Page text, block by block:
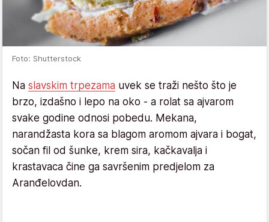
Foto: Shutterstock
Na slavskim trpezama uvek se traži nešto što je
brzo, izdašno i lepo na oko - a rolat sa ajvarom
svake godine odnosi pobedu. Mekana,
narandžasta kora sa blagom aromom ajvara i bogat,
sočan fil od šunke, krem sira, kačkavalja i
krastavaca čine ga savršenim predjelom za
Aranđelovdan.